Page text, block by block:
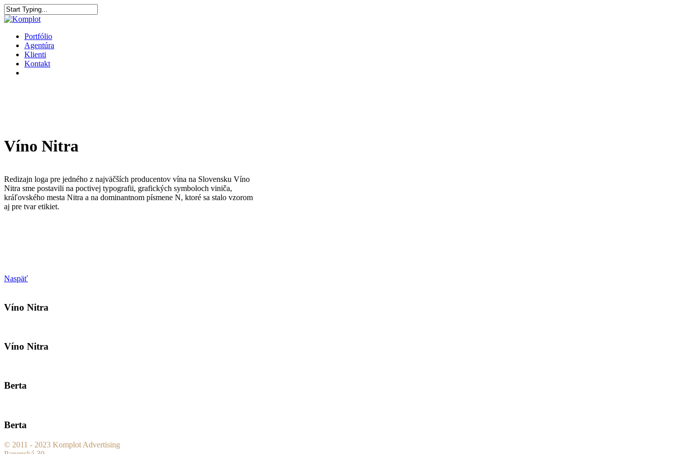
Portfólio
Agentúra
Klienti
Kontakt
Víno Nitra
Redizajn loga pre jedného z najväčších producentov vína na Slovensku Víno
Nitra sme postavili na poctivej typografii, grafických symboloch viniča,
kráľovského mesta Nitra a na dominantnom písmene N, ktoré sa stalo vzorom
aj pre tvar etikiet.
Naspäť
Víno Nitra
Víno Nitra
Berta
Berta
© 2011 - 2023 Komplot Advertising